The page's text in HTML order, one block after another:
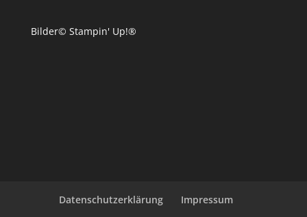
Bilder© Stampin' Up!®
Datenschutzerklärung Impressum